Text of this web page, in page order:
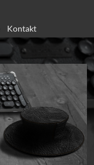
Kontakt